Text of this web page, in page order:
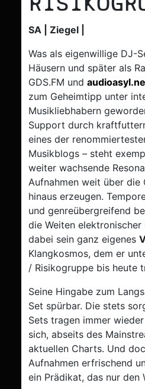
SA | Ziegel |
Was als eigenwillige DJ-
Häusern und später als
GDS.FM und
zum Geheimtipp unter
Musikliebhabern
Support durch
eines der
Musikblogs – steht
weiter wachsende
Aufnahmen weit über die
hinaus erzeugen.
und genreübergreifend
die Weiten
dabei sein ganz eigenes
Klangkosmos, dem er
/ Risikogruppe bis heute
Seine Hingabe zum
Set spürbar. Die stets
Sets tragen immer
sich, abseits des
aktuellen Charts. Und
Aufnahmen erfrischend
ein Prädikat, das nur den